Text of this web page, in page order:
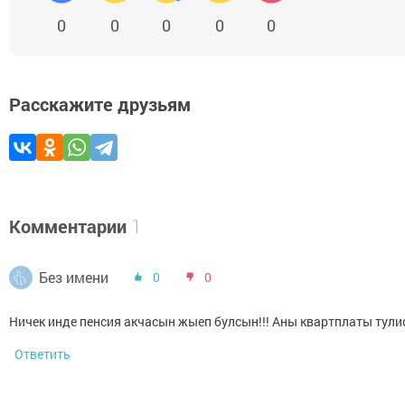
0 0 0 0 0
Расскажите друзьям
Комментарии 1
Без имени 0 0
Ничек инде пенсия акчасын жыеп булсын!!! Аны квартплаты
Ответить